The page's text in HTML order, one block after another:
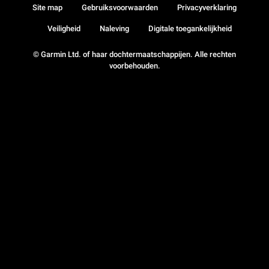
© Garmin Ltd. of haar dochtermaatschappijen. Alle rechten
voorbehouden.
Site map Gebruiksvoorwaarden Privacyverklaring
Veiligheid Naleving Digitale toegankelijkheid